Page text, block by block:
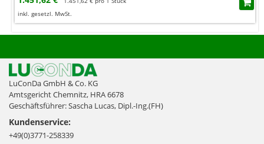
inkl. gesetzl. MwSt.
LuConDa GmbH & Co. KG
Amtsgericht Chemnitz, HRA 6678
Geschäftsführer: Sascha Lucas, Dipl.-Ing.(FH)
Kundenservice:
+49(0)3771-258339